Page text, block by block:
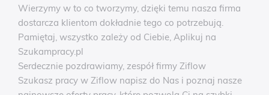
Wierzymy w to co tworzymy, dzięki temu nasza firma
dostarcza klientom dokładnie tego co potrzebują.
Pamiętaj, wszystko zależy od Ciebie, Aplikuj na
Szukampracy.pl
Serdecznie pozdrawiamy, zespół firmy Ziflow
Szukasz pracy w Ziflow napisz do Nas i poznaj nasze